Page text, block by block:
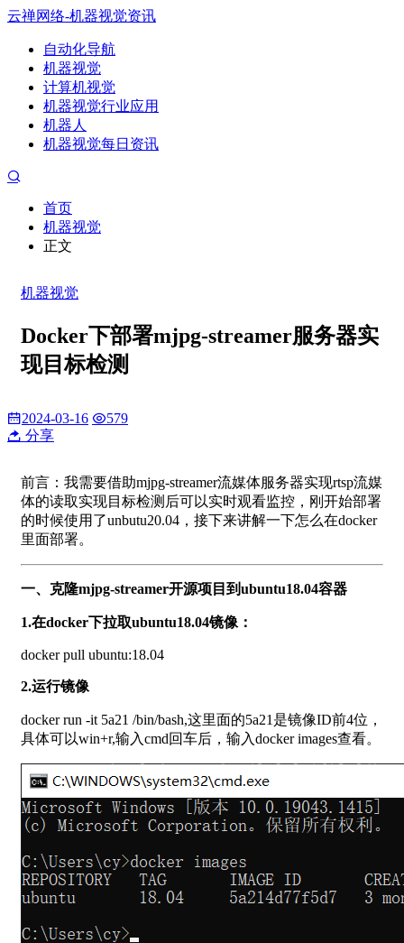
云禅网络-机器视觉资讯
自动化导航
机器视觉
计算机视觉
机器视觉行业应用
机器人
机器视觉每日资讯
首页
机器视觉
正文
机器视觉
Docker下部署mjpg-streamer服务器实
现目标检测
2024-03-16
579
分享
前言：我需要借助mjpg-streamer流媒体服务器实现rtsp流媒
体的读取实现目标检测后可以实时观看监控，刚开始部署
的时候使用了unbutu20.04，接下来讲解一下怎么在docker
里面部署。
一、克隆mjpg-streamer开源项目到ubuntu18.04容器
1.在docker下拉取ubuntu18.04镜像：
docker pull ubuntu:18.04
2.运行镜像
docker run -it 5a21 /bin/bash,这里面的5a21是镜像ID前4位，
具体可以win+r,输入cmd回车后，输入docker images查看。